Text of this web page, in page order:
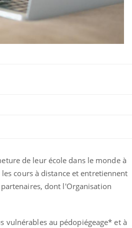
de leur école dans le monde à
cours à distance et entretiennent
dont l'Organisation
vulnérables au pédopiégeage* et à